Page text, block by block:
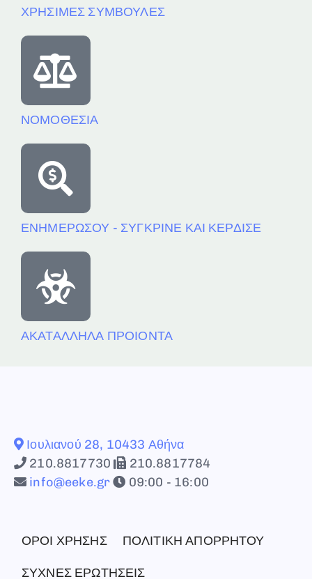
ΧΡΗΣΙΜΕΣ ΣΥΜΒΟΥΛΕΣ
ΝΟΜΟΘΕΣΙΑ
ΕΝΗΜΕΡΩΣΟΥ - ΣΥΓΚΡΙΝΕ ΚΑΙ ΚΕΡΔΙΣΕ
ΑΚΑΤΑΛΛΗΛΑ ΠΡΟΙΟΝΤΑ
Ιουλιανού 28, 10433 Αθήνα
210.8817730
210.8817784
info@eeke.gr
09:00 - 16:00
ΟΡΟΙ ΧΡΗΣΗΣ ΠΟΛΙΤΙΚΗ ΑΠΟΡΡΗΤΟΥ
ΣΥΧΝΕΣ ΕΡΩΤΗΣΕΙΣ